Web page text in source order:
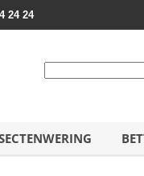
24 24